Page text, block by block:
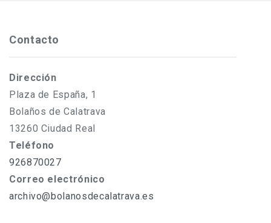
Contacto
Dirección
Plaza de España, 1
Bolaños de Calatrava
13260 Ciudad Real
Teléfono
926870027
Correo electrónico
archivo@bolanosdecalatrava.es